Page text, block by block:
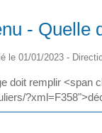
- Quelle
le 01/01/2023 -
doit remplir